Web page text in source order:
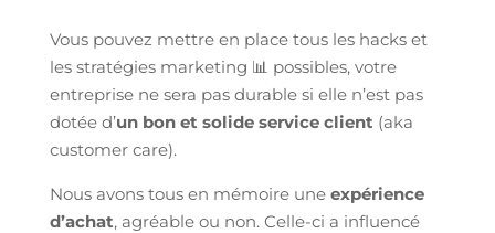
Vous pouvez mettre en place tous les hacks et
les stratégies marketing 📊 possibles, votre
entreprise ne sera pas durable si elle n’est pas
dotée d’un bon et solide service client (aka
customer care).
Nous avons tous en mémoire une expérience
d’achat, agréable ou non. Celle-ci a influencé